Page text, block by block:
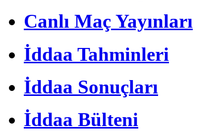
Canlı Maç Yayınları
İddaa Tahminleri
İddaa Sonuçları
İddaa Bülteni